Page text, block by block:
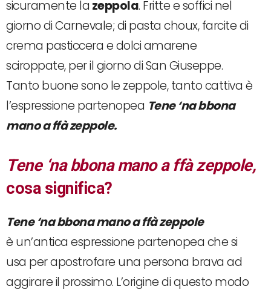
sicuramente la zeppola. Fritte e soffici nel
giorno di Carnevale; di pasta choux, farcite di
crema pasticcera e dolci amarene
sciroppate, per il giorno di San Giuseppe.
Tanto buone sono le zeppole, tanto cattiva è
l’espressione partenopea Tene ‘na bbona
mano a ffà zeppole.
Tene ‘na bbona mano a ffà zeppole,
cosa significa?
Tene ‘na bbona mano a ffà zeppole
è un’antica espressione partenopea che si
usa per apostrofare una persona brava ad
aggirare il prossimo. L’origine di questo modo